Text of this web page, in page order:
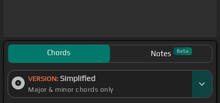
Chords Notes Beta
VERSION: Simplified
Major & minor chords only